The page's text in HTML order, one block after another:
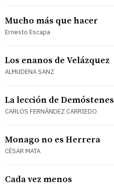
Mucho más que hacer
Ernesto Escapa
Los enanos de Velázquez
ALMUDENA SANZ
La lección de Demóstenes
CARLOS FERNÁNDEZ CARRIEDO
Monago no es Herrera
CÉSAR MATA
Cada vez menos